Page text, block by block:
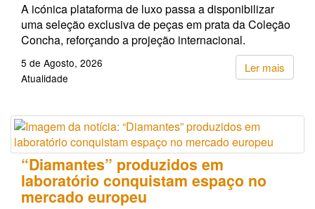
A icónica plataforma de luxo passa a disponibilizar
uma seleção exclusiva de peças em prata da Coleção
Concha, reforçando a projeção internacional.
Ler mais
5 de Agosto, 2026
Atualidade
“Diamantes” produzidos em
laboratório conquistam espaço no
mercado europeu